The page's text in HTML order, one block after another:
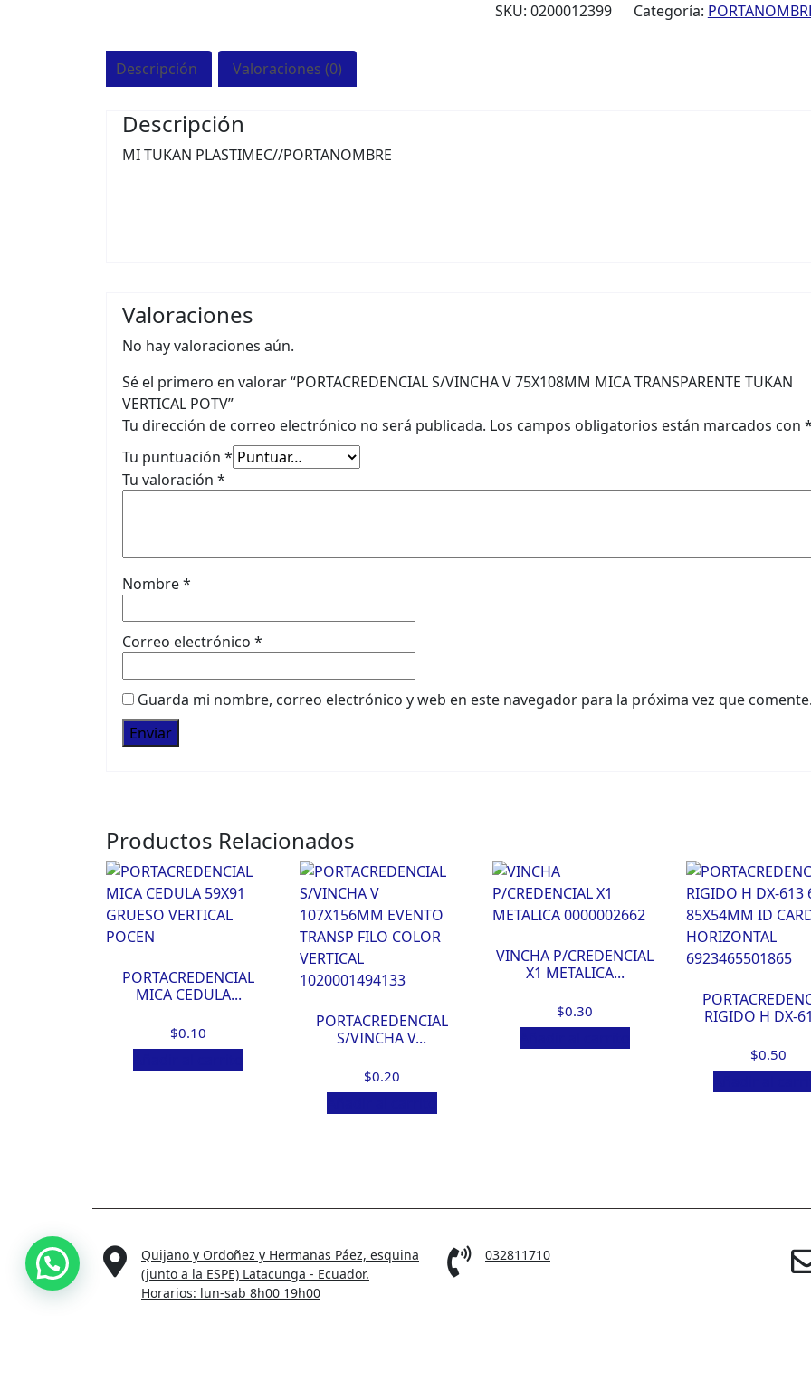
MICA
SKU: 0200012399 Categoría:
Descripción Valoraciones (0)
Descripción
MI TUKAN PLASTIMEC//PORTANOMBRE
Valoraciones
No hay valoraciones aún.
Sé el primero en valorar “PORTACREDENCIAL S/VINCHA V 75X108MM MICA TRANSPARENTE TUKAN
VERTICAL POTV”
Tu dirección de correo electrónico no será publicada. Los campos obligatorios están marcados con
Tu puntuación *
Tu valoración *
Nombre*
Correo electrónico *
Guarda mi nombre, correo electrónico y web en este navegador para la próxima vez que
Productos Relacionados
PORTACREDENCIAL
MICA CEDULA...
$0.10
PORTACREDENCIAL
S/VINCHA V...
$0.20
VINCHA P/CREDENCIAL
X1 METALICA...
$0.30
RIGIDO H DX-
$0.50
Quijano y Ordoñez y Hermanas Páez, esquina
(junto a la ESPE) Latacunga - Ecuador.
Horarios: lun-sab 8h00 19h00
032811710